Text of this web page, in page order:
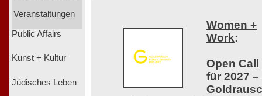
Veranstaltungen
Public Affairs
Kunst + Kultur
Jüdisches Leben
Women +
Work:
Open Call
für 2027 –